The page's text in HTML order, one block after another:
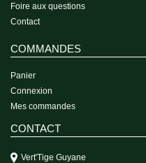
Foire aux questions
Contact
COMMANDES
Panier
Connexion
Mes commandes
CONTACT
Vert'Tige Guyane